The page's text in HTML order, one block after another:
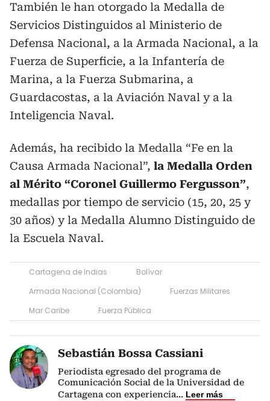
También le han otorgado la Medalla de
Servicios Distinguidos al Ministerio de
Defensa Nacional, a la Armada Nacional, a la
Fuerza de Superficie, a la Infantería de
Marina, a la Fuerza Submarina, a
Guardacostas, a la Aviación Naval y a la
Inteligencia Naval.
Además, ha recibido la Medalla “Fe en la
Causa Armada Nacional”, la Medalla Orden
al Mérito “Coronel Guillermo Fergusson”,
medallas por tiempo de servicio (15, 20, 25 y
30 años) y la Medalla Alumno Distinguido de
la Escuela Naval.
Cartagena de Indias
Bolívar
Armada Nacional (Colombia)
Fuerzas Militares
Mar Caribe
Fuerza Pública
Sebastián Bossa Cassiani
Periodista egresado del programa de
Comunicación Social de la Universidad de
Cartagena con experiencia... Leer más